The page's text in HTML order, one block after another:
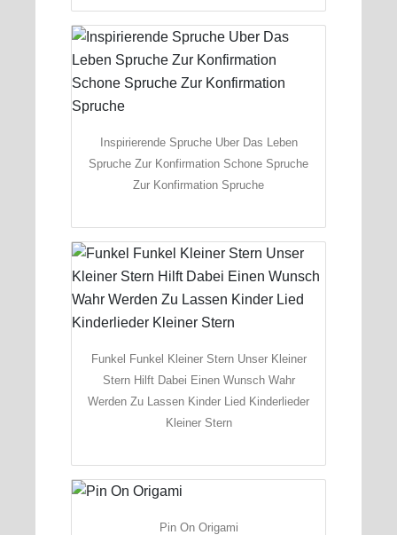
Inspirierende Spruche Uber Das Leben
Spruche Zur Konfirmation Schone Spruche
Zur Konfirmation Spruche
Funkel Funkel Kleiner Stern Unser Kleiner
Stern Hilft Dabei Einen Wunsch Wahr
Werden Zu Lassen Kinder Lied Kinderlieder
Kleiner Stern
Pin On Origami